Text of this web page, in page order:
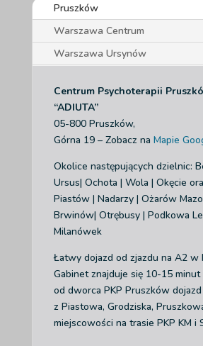
Pruszków
Warszawa Centrum
Warszawa Ursynów
Centrum Psychoterapii
“ADIUTA”
05-800 Pruszków,
Górna 19 – Zobacz na Mapie
Okolice następujących dzielnic:
Ursus| Ochota | Wola | Okęcie
Piastów | Nadarzy | Ożarów
Brwinów| Otrębusy | Podkowa
Milanówek
Łatwy dojazd od zjazdu na A2 w
Gabinet znajduje się 10-15 minut
od dworca PKP Pruszków
z Piastowa, Grodziska,
miejscowości na trasie PKP KM i